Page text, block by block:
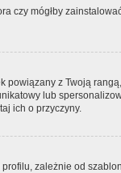
czy mógłby
z Twoją
lub
ich o przyczyny.
zależnie od